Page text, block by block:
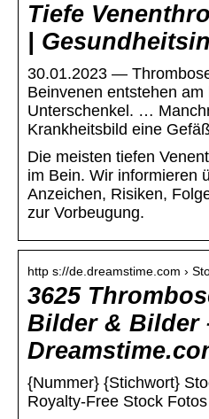
Tiefe
|
30.01.2023 —
Beinvenen entstehen am
Unterschenkel. …
Krankheitsbild eine
Die meisten tiefen
im Bein. Wir informieren
Anzeichen, Risiken,
zur Vorbeugung.
http s://de.dreamstime.com ›
3625
Bilder & Bilder
{Nummer} {Stichwort}
Royalty-Free Stock